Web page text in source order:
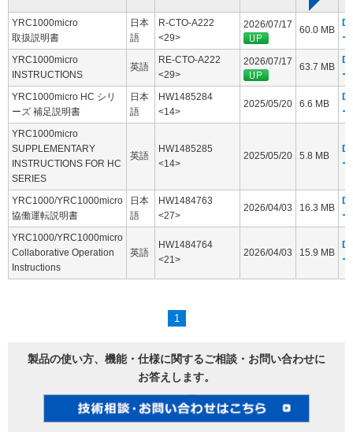
YRC1000micro
取扱説明書
日本
語
R-CTO-A222
<29>
2026/07/17 60.0 MB
YRC1000micro
INSTRUCTIONS
英語
RE-CTO-A222
<29>
2026/07/17 63.7 MB
YRC1000micro HC シリ
ーズ 補足説明書
日本
語
HW1485284
<14>
2025/05/20 6.6 MB
YRC1000micro
SUPPLEMENTARY
INSTRUCTIONS FOR HC
SERIES
英語
HW1485285
<14>
2025/05/20 5.8 MB
YRC1000/YRC1000micro
協働運転説明書
日本
語
HW1484763
<27>
2026/04/03 16.3 MB
YRC1000/YRC1000micro
Collaborative Operation
Instructions
英語
HW1484764
<21>
2026/04/03 15.9 MB
1
製品の使い方、機能・仕様に関するご相談・お問い合わせに
お答えします。